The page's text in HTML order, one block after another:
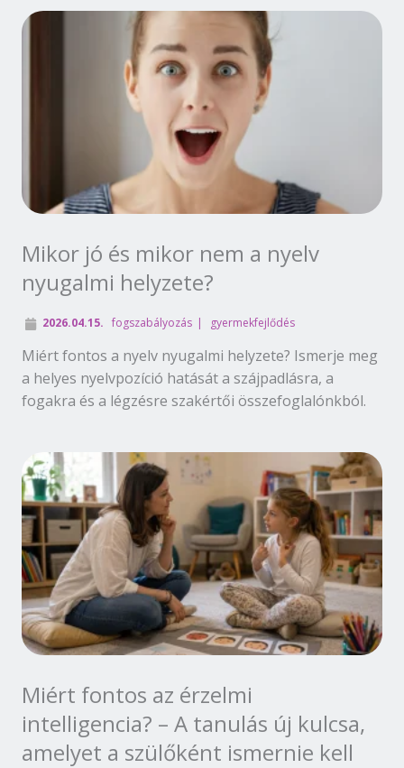
Mikor jó és mikor nem a nyelv
nyugalmi helyzete?
2026.04.15. fogszabályozás gyermekfejlődés
Miért fontos a nyelv nyugalmi helyzete? Ismerje meg
a helyes nyelvpozíció hatását a szájpadlásra, a
fogakra és a légzésre szakértői összefoglalónkból.
Miért fontos az érzelmi
intelligencia? – A tanulás új kulcsa,
amelyet a szülőként ismernie kell